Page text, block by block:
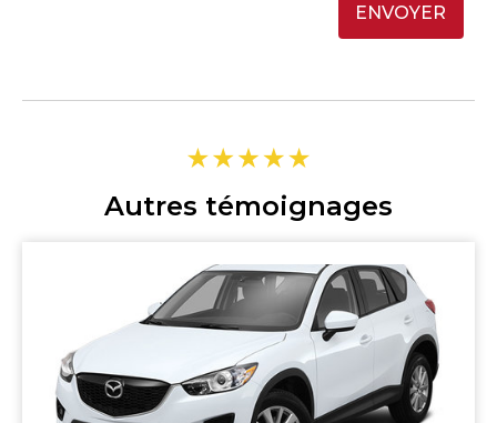
ENVOYER
Autres témoignages